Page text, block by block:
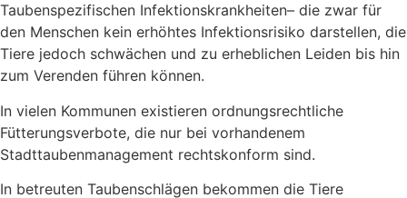
Taubenspezifischen Infektionskrankheiten– die zwar für
den Menschen kein erhöhtes Infektionsrisiko darstellen, die
Tiere jedoch schwächen und zu erheblichen Leiden bis hin
zum Verenden führen können.
In vielen Kommunen existieren ordnungsrechtliche
Fütterungsverbote, die nur bei vorhandenem
Stadttaubenmanagement rechtskonform sind.
In betreuten Taubenschlägen bekommen die Tiere